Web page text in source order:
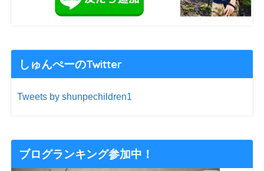
しゅんぺーのTwitter
Tweets by shunpechildren1
ブログランキング参加中！